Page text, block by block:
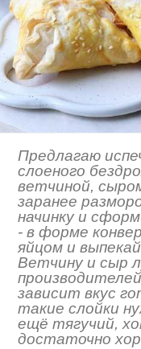
Предлагаю
слоеного
ветчиной,
заранее
начинку и
- в форме
яйцом и
Ветчину и сыр
зависит вкус
такие слойки
ещё тягучий,
достаточно